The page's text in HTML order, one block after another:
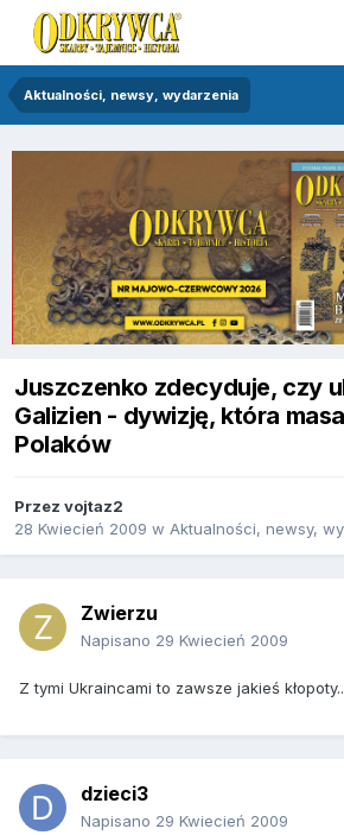
Aktualności, newsy, wydarzenia
Juszczenko zdecyduje, czy
Galizien - dywizję, która
Polaków
Przez vojtaz2
28 Kwiecień 2009 w Aktualności, newsy,
Zwierzu
Napisano 29 Kwiecień 2009
Z tymi Ukraincami to zawsze jakieś
dzieci3
Napisano 29 Kwiecień 2009